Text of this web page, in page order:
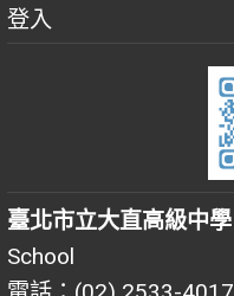
登入
臺北市立大直高級中學
School